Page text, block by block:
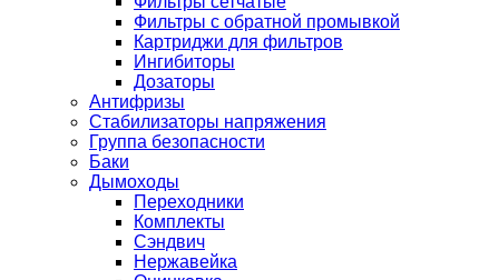
Фильтры с обратной промывкой
Картриджи для фильтров
Ингибиторы
Дозаторы
Антифризы
Стабилизаторы напряжения
Группа безопасности
Баки
Дымоходы
Переходники
Комплекты
Сэндвич
Нержавейка